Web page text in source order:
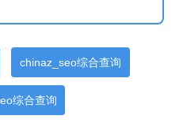
chinaz_seo综合查询
综合查询